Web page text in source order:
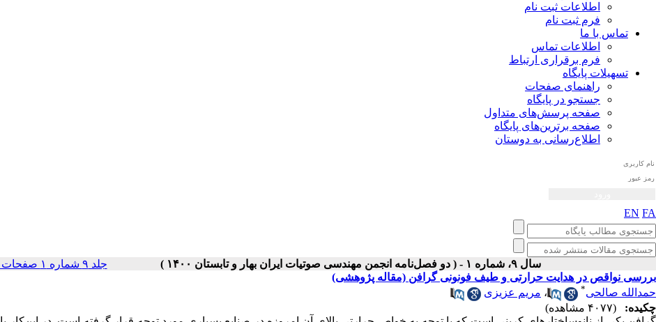
اطلاعات ثبت نام
فرم ثبت نام
تماس با ما
اطلاعات تماس
فرم برقراری ارتباط
تسهیلات پایگاه
راهنمای صفحات
جستجو در پایگاه
صفحه پرسش‌های متداول
صفحه برترین‌های پایگاه
اطلاع‌رسانی به دوستان
EN FA
سال ۹، شماره ۱ - ( دو فصل‌نامه انجمن مهندسی صوتیات ايران بهار و تابستان ۱۴۰۰ ) جلد ۹ شماره ۱ صفحات ۴۷-۴۰
بررسی نواقص در هدایت حرارتی و طیف فونونی گرافن (مقاله پژوهشی)
حمدالله صالحی* ، مریم عزیزی
چکیده:
(۴۰۷۷ مشاهده)